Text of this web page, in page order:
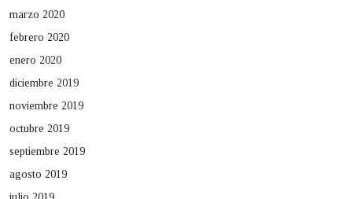
marzo 2020
febrero 2020
enero 2020
diciembre 2019
noviembre 2019
octubre 2019
septiembre 2019
agosto 2019